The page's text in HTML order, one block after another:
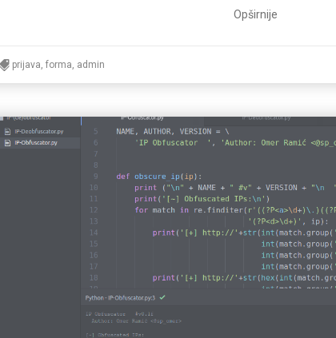
Opširnije
prijava, forma, admin